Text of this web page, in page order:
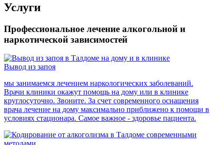
Услуги
Профессиональное лечение алкогольной и
наркотической зависимостей
Вывод из запоя
мы занимаемся лечением наркологических заболеваний.
Врачи клиники окажут помощь на дому или в клинике
круглосуточно. Звоните. За счет современного оснащения
врача лечение на дому максимально приближено к помощи в
условиях стационара. Самое важное - здоровье пациента.